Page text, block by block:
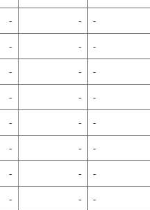
- - -
- - -
- - -
- - -
- - -
- - -
- - -
- - -